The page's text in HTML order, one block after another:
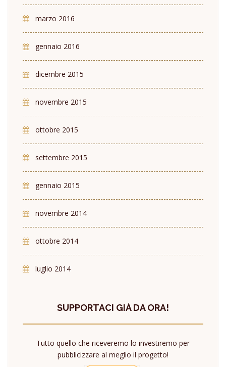
marzo 2016
gennaio 2016
dicembre 2015
novembre 2015
ottobre 2015
settembre 2015
gennaio 2015
novembre 2014
ottobre 2014
luglio 2014
SUPPORTACI GIÀ DA ORA!
Tutto quello che riceveremo lo investiremo per
pubblicizzare al meglio il progetto!